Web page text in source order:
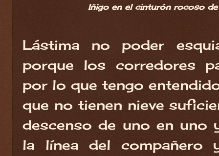
Iñigo en el cinturón rocoso
Lástima no poder
porque los corredores
por lo que tengo
que no tienen nieve
descenso de uno en uno
la línea del compañero